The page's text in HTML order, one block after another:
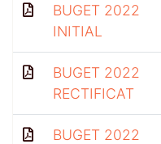
BUGET 2022
INITIAL
BUGET 2022
RECTIFICAT
BUGET 2022